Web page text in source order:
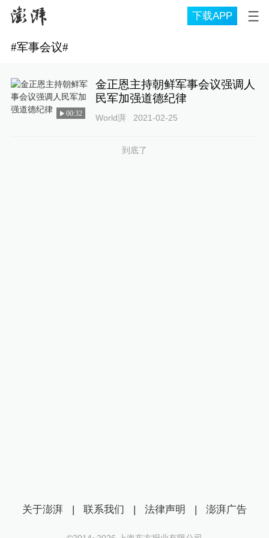
下载APP
#军事会议#
00:32
金正恩主持朝鲜军事会议强调人
民军加强道德纪律
World湃 2021-02-25
到底了
关于澎湃 | 联系我们 | 法律声明 | 澎湃广告